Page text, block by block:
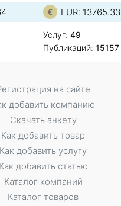
EUR: 13765.33
Услуг: 49
Публикаций: 15157
на сайте
добавить компанию
Скачать анкету
Как добавить товар
Как добавить услугу
Как добавить статью
Каталог компаний
Каталог товаров